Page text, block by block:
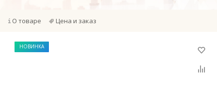
О товаре Цена и заказ
НОВИНКА